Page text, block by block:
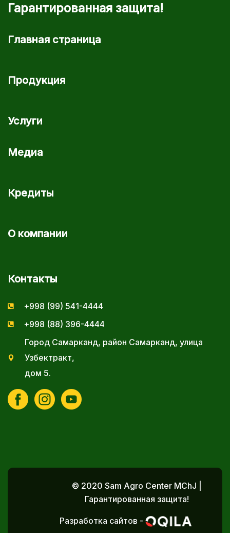
Гарантированная защита!
Главная страница
Продукция
Услуги
Медиа
Кредиты
О компании
Контакты
+998 (99) 541-4444
+998 (88) 396-4444
Город Самарканд, район Самарканд, улица
Узбектракт,
дом 5.
© 2020 Sam Agro Center MChJ |
Гарантированная защита!
Разработка сайтов -